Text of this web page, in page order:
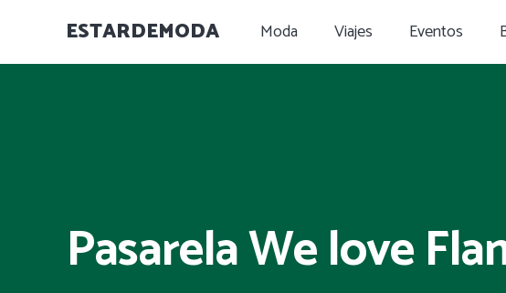
ESTARDEMODA Moda Viajes Eventos
Pasarela We love